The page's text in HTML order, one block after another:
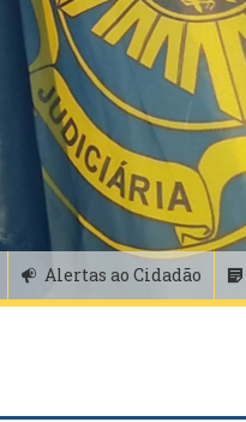
Alertas ao Cidadão